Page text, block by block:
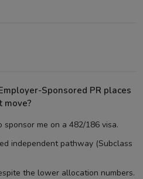
Sponsored PR places
move?
me on a 482/186 visa.
independent pathway (Subclass
the lower allocation numbers.